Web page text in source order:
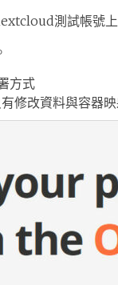
測試帳號
方式
修改資料與容器